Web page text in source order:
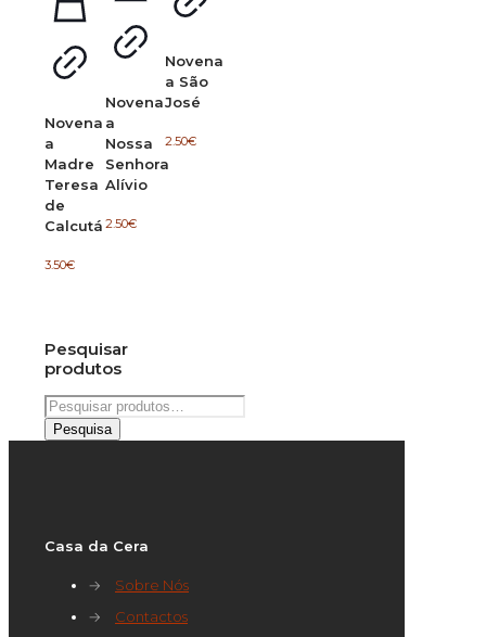
Novena
a
Madre
Teresa
de
Calcutá
3.50€
Novena
a
Nossa
Senhora
Alívio
2.50€
Novena
a São
José
2.50€
Pesquisar
produtos
Pesquisar
por:
Pesquisa
Casa da Cera
→
Sobre Nós
→
Contactos